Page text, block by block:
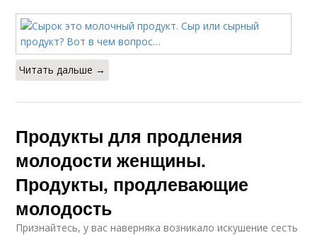
Читать дальше →
Продукты для продления
молодости женщины.
Продукты, продлевающие
молодость
Признайтесь, у вас наверняка возникало искушение сесть